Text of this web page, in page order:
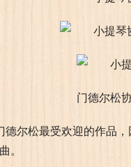
尔松最受欢迎的作品
。